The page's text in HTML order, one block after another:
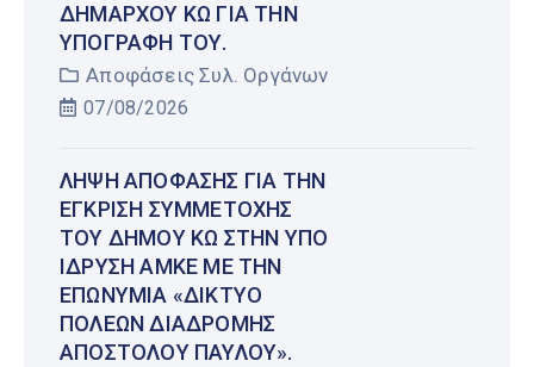
ΔΗΜΆΡΧΟΥ ΚΩ ΓΙΑ ΤΗΝ
ΥΠΟΓΡΑΦΉ ΤΟΥ.
Αποφάσεις Συλ. Οργάνων
07/08/2026
ΛΉΨΗ ΑΠΌΦΑΣΗΣ ΓΙΑ ΤΗΝ
ΈΓΚΡΙΣΗ ΣΥΜΜΕΤΟΧΉΣ
ΤΟΥ ΔΉΜΟΥ ΚΩ ΣΤΗΝ ΥΠΌ
ΊΔΡΥΣΗ ΑΜΚΕ ΜΕ ΤΗΝ
ΕΠΩΝΥΜΊΑ «ΔΊΚΤΥΟ
ΠΌΛΕΩΝ ΔΙΑΔΡΟΜΉΣ
ΑΠΟΣΤΌΛΟΥ ΠΑΎΛΟΥ».